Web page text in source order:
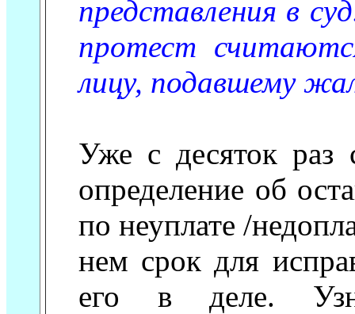
представления в
протест
лицу, подавшему
Уже с десяток раз
определение об
по неуплате /
нем срок для
его в деле.